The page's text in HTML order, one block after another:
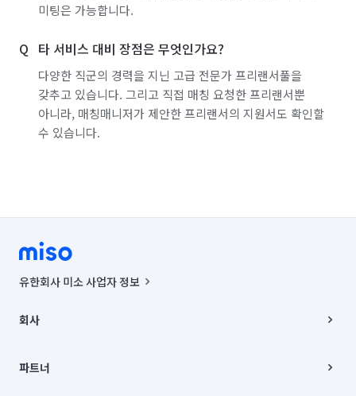
미팅은 가능합니다.
타 서비스 대비 장점은 무엇인가요?
다양한 직군의 경력을 지닌 고급 전문가 프리랜서풀을
갖추고 있습니다. 그리고 직접 매칭 요청한 프리랜서뿐
아니라, 매칭매니저가 제안한 프리랜서의 지원서도 확인할
수 있습니다.
유한회사 미소 사업자 정보
00019 |
주소 | 본사: 서울특별시 종로구 율곡로 6(중학동, 트윈트리빌딩) B동 5층
컨택센터 : 서울특별시 종로구 수송동 율곡로 24, 7층, 8층 미소
회사
채용
파트너